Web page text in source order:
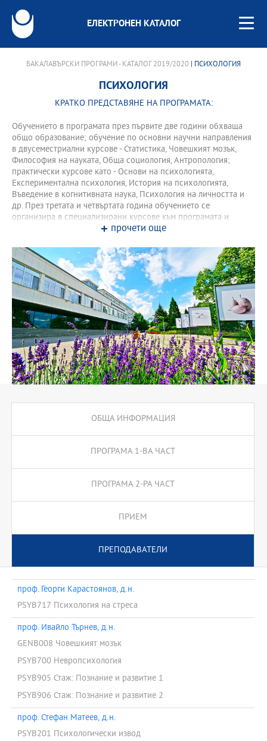
ЕЛЕКТРОНЕН КАТАЛОГ
БАКАЛАВЪРСКИ ПРОГРАМИ - КАТАЛОГ 2019/2020 | ПСИХОЛОГИЯ
ПСИХОЛОГИЯ
КРАТКО ПРЕДСТАВЯНЕ НА ПРОГРАМАТА:
Обучението в програмата през първите две години обхваща
общо образование; обучение по основни научни направления
в двусеместриални курсове - Статистика, Човешкият мозък,
Философия на науката, Обща социология, Антропология;
практически курсове като - Основи на психологията,
Експериментална психология, История на психологията,
Въведение в когнитивната наука, Психология на личността и
др. През третата и четвъртата година обучението се
организира в специализирани курсове към програмата и
извънаудиторни учебни форми. През четвъртата година
професионална квалификация.
прочети още
ОБЩА ИНФОРМАЦИЯ
ПРОГРАМА 1-ВА ЧАСТ
ПРОГРАМА 2-РА ЧАСТ
ПРИЕМ
ПРЕПОДАВАТЕЛИ
проф. Георги Карастоянов, д.н.
PSYB717 Психология на стреса
проф. Ивайло Търнев, д.н.
GENB008 Човешкият мозък
PSYB700 Невропсихология
PSYB905 Стаж: Познание и развитие 1
PSYB906 Стаж: Познание и развитие 2
проф. Стефан Матеев, д.н.
PSYB201 Психологически извод